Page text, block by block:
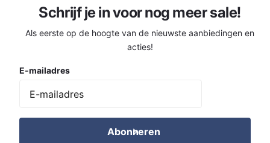
Schrijf je in voor nog meer sale!
Als eerste op de hoogte van de nieuwste aanbiedingen en
acties!
E-mailadres
Abonneren